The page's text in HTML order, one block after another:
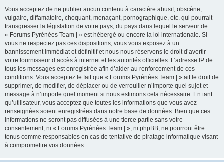
Vous acceptez de ne publier aucun contenu à caractère abusif, obscène,
vulgaire, diffamatoire, choquant, menaçant, pornographique, etc. qui pourrait
transgresser la législation de votre pays, du pays dans lequel le serveur de
« Forums Pyrénées Team | » est hébergé ou encore la loi internationale. Si
vous ne respectez pas ces dispositions, vous vous exposez à un
bannissement immédiat et définitif et nous nous réservons le droit d’avertir
votre fournisseur d’accès à internet et les autorités officielles. L’adresse IP de
tous les messages est enregistrée afin d’aider au renforcement de ces
conditions. Vous acceptez le fait que « Forums Pyrénées Team | » ait le droit de
supprimer, de modifier, de déplacer ou de verrouiller n’importe quel sujet et
message à n’importe quel moment si nous estimons cela nécessaire. En tant
qu’utilisateur, vous acceptez que toutes les informations que vous avez
renseignées soient enregistrées dans notre base de données. Bien que ces
informations ne seront pas diffusées à une tierce partie sans votre
consentement, ni « Forums Pyrénées Team | », ni phpBB, ne pourront être
tenus comme responsables en cas de tentative de piratage informatique visant
à compromettre vos données.